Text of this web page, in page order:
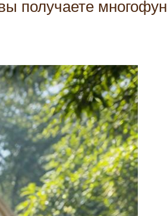
получаете